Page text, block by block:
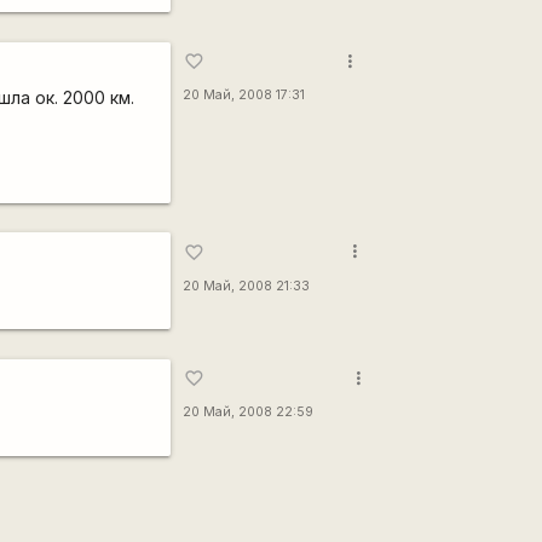
ок. 2000 км.
favorite_border
20 Май, 2008 17:31
more_vert
favorite_border
20 Май, 2008 21:33
more_vert
favorite_border
20 Май, 2008 22:59
more_vert